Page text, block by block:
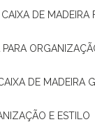
CAIXA DE
PARA
CAIXA DE
E ESTILO